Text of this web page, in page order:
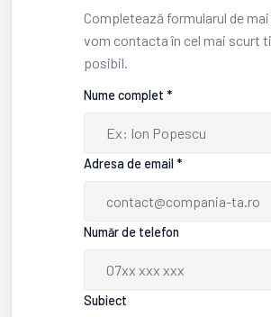
Completează formularul de
vom contacta în cel mai scurt
posibil.
Nume complet *
Adresa de email *
Număr de telefon
Subiect